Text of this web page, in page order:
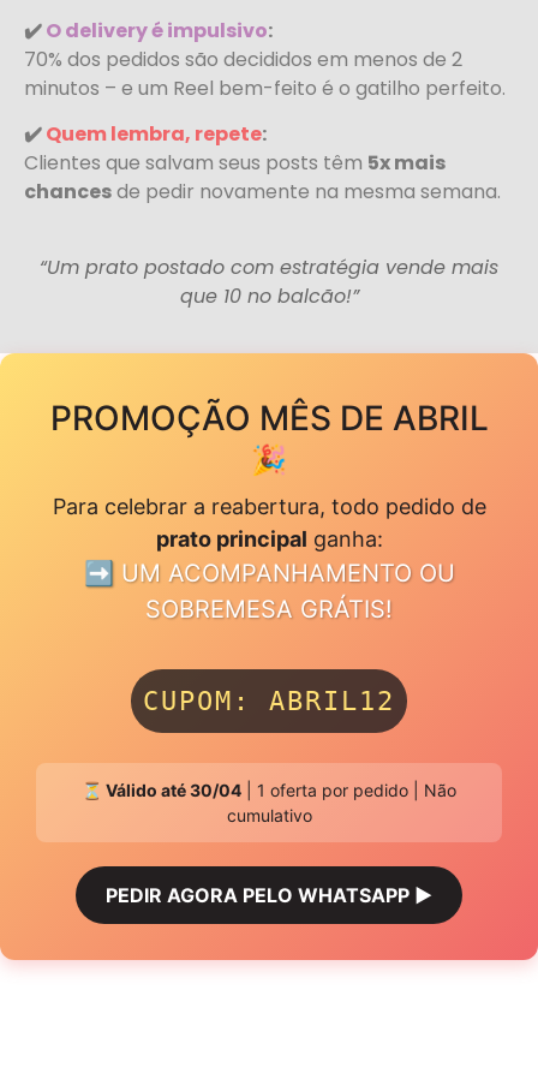
✔️O delivery é impulsivo:
70% dos pedidos são decididos em menos de 2
minutos – e um Reel bem-feito é o gatilho perfeito.
✔️Quem lembra, repete:
Clientes que salvam seus posts têm 5x mais
chancesde pedir novamente na mesma semana.
“Um prato postado com estratégia vende mais
que 10 no balcão!”
PROMOÇÃO MÊS DE ABRIL
🎉
Para celebrar a reabertura, todo pedido de
prato principal ganha:
➡️ UM ACOMPANHAMENTO OU
SOBREMESA GRÁTIS!
CUPOM: ABRIL12
⏳ Válido até 30/04 | 1 oferta por pedido | Não
cumulativo
PEDIR AGORA PELO WHATSAPP ▶️